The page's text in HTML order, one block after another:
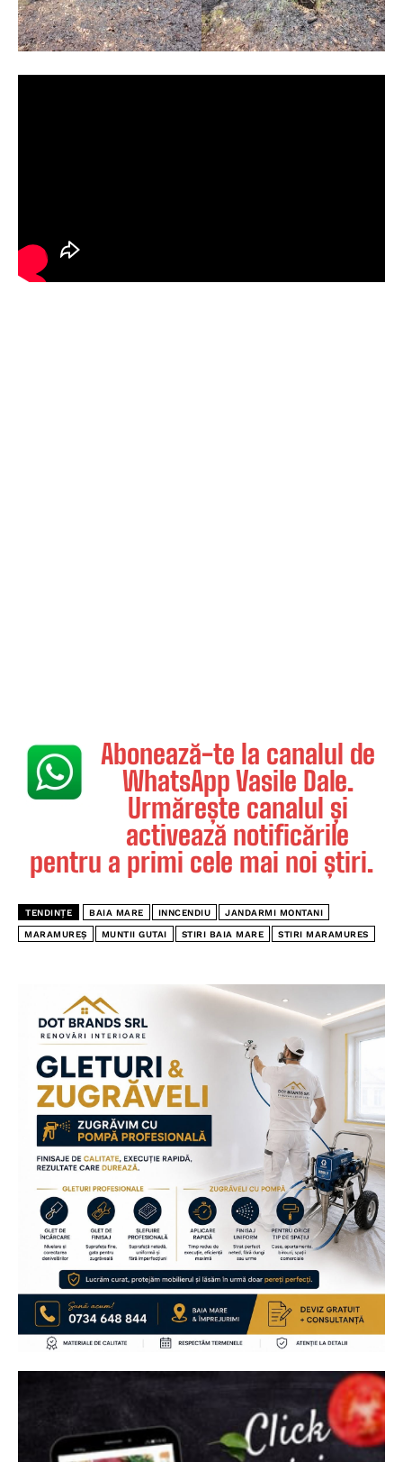
Abonează-te la canalul de
WhatsApp Vasile Dale.
Urmărește canalul și
activează notificările
pentru a primi cele mai noi știri.
TENDINȚE BAIA MARE INNCENDIU JANDARMI MONTANI
MARAMUREȘ MUNTII GUTAI STIRI BAIA MARE STIRI MARAMURES